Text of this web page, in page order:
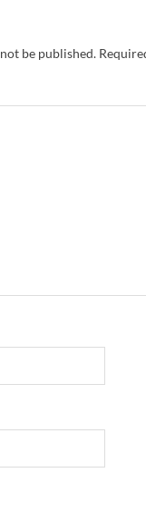
be published.